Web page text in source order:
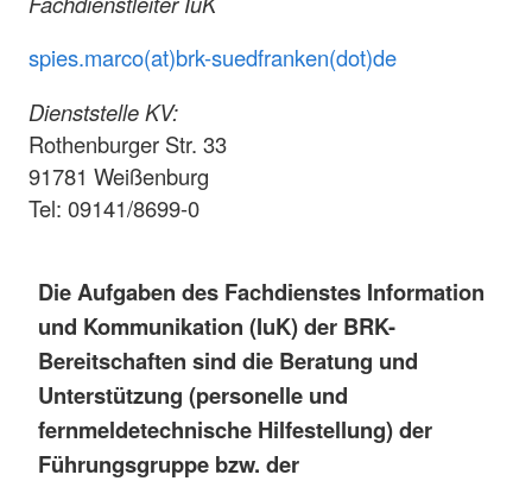
spies.marco(at)brk-suedfranken(dot)de
Dienststelle KV:
Rothenburger Str. 33
91781 Weißenburg
Tel: 09141/8699-0
Die Aufgaben des Fachdienstes Information
und Kommunikation (IuK) der BRK-
Bereitschaften sind die Beratung und
Unterstützung (personelle und
fernmeldetechnische Hilfestellung) der
Führungsgruppe bzw. der